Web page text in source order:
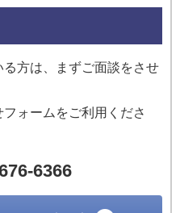
方は、まずご面談をさせ
ォームをご利用くださ
6366